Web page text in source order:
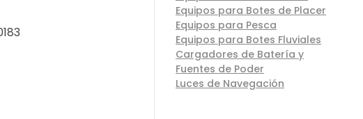
Equipos para Botes de Placer
Equipos para Pesca
Equipos para Botes Fluviales
Cargadores de Batería y
Fuentes de Poder
Luces de Navegación